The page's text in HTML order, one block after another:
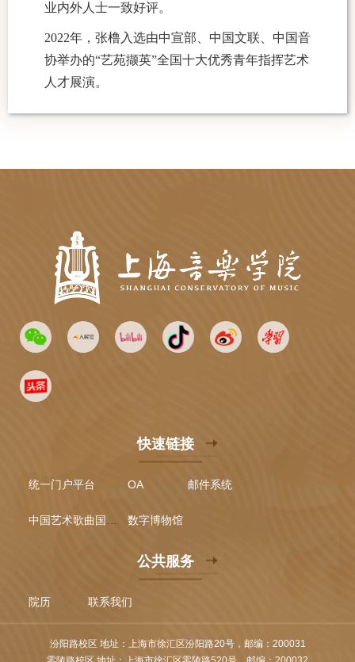
业内外人士一致好评。
2022年，张橹入选由中宣部、中国文联、中国音
协举办的“艺苑撷英”全国十大优秀青年指挥艺术
人才展演。
快速链接
统一门户平台 OA 邮件系统
中国艺术歌曲国际声乐比赛 数字博物馆
公共服务
院历 联系我们
汾阳路校区 地址：上海市徐汇区汾阳路20号，邮编：200031